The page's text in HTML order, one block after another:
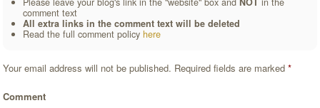
comment text
All extra links in the comment text will be deleted
Read the full comment policyhere
Your email address will not be published. Required fields are marked*
Comment